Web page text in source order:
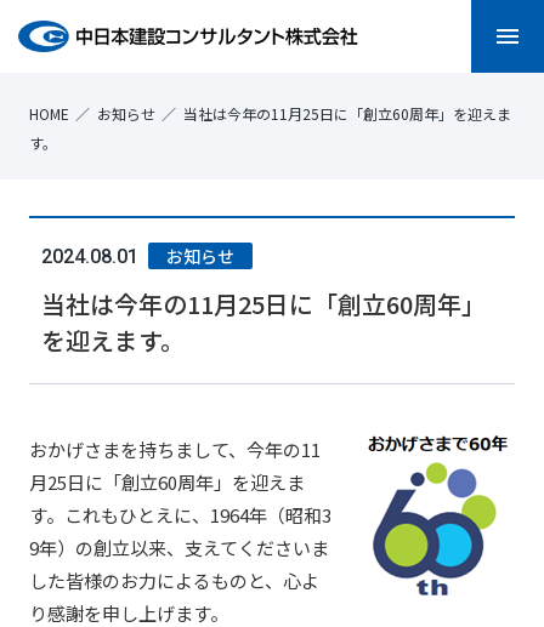
menu
HOME お知らせ
当社は今年の11月25日に「創立60周年」を迎えま
す。
2024.08.01 お知らせ
当社は今年の11月25日に「創立60周年」
を迎えます。
おかげさまを持ちまして、今年の11
月25日に「創立60周年」を迎えま
す。これもひとえに、1964年（昭和3
9年）の創立以来、支えてくださいま
した皆様のお力によるものと、心よ
り感謝を申し上げます。